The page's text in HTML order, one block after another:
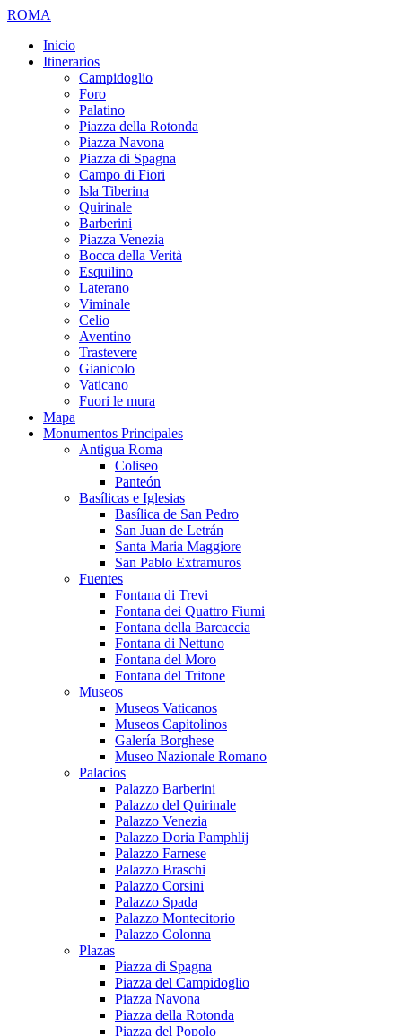
ROMA
Inicio
Itinerarios
Campidoglio
Foro
Palatino
Piazza della Rotonda
Piazza Navona
Piazza di Spagna
Campo di Fiori
Isla Tiberina
Quirinale
Barberini
Piazza Venezia
Bocca della Verità
Esquilino
Laterano
Viminale
Celio
Aventino
Trastevere
Gianicolo
Vaticano
Fuori le mura
Mapa
Monumentos Principales
Antigua Roma
Coliseo
Panteón
Basílicas e Iglesias
Basílica de San Pedro
San Juan de Letrán
Santa Maria Maggiore
San Pablo Extramuros
Fuentes
Fontana di Trevi
Fontana dei Quattro Fiumi
Fontana della Barcaccia
Fontana di Nettuno
Fontana del Moro
Fontana del Tritone
Museos
Museos Vaticanos
Museos Capitolinos
Galería Borghese
Museo Nazionale Romano
Palacios
Palazzo Barberini
Palazzo del Quirinale
Palazzo Venezia
Palazzo Doria Pamphlij
Palazzo Farnese
Palazzo Braschi
Palazzo Corsini
Palazzo Spada
Palazzo Montecitorio
Palazzo Colonna
Plazas
Piazza di Spagna
Piazza del Campidoglio
Piazza Navona
Piazza della Rotonda
Piazza del Popolo